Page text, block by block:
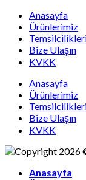
Anasayfa
Ürünlerimiz
Bize Ulaşın
KVKK
Anasayfa
Ürünlerimiz
Bize Ulaşın
KVKK
Copyright 2026
Anasayfa